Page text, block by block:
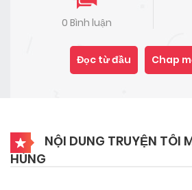
0 Bình luận
Đọc từ đầu Chap
NỘI DUNG TRUYỆN TÔI
HÙNG